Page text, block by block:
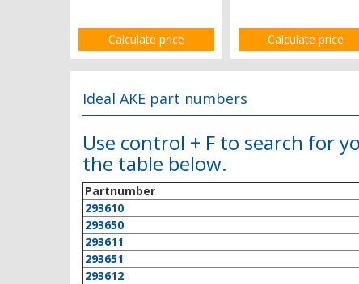
Calculate price Calculate price
Ideal AKE part numbers
Use control + F to search for
the table below.
Partnumber
293610
293650
293611
293651
293612